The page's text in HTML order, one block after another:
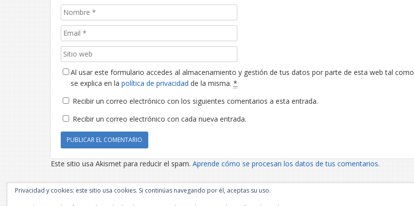
Al usar este formulario accedes al almacenamiento y gestión de tus datos por parte de esta web tal como
se explica en la política de privacidad de la misma. *
Recibir un correo electrónico con los siguientes comentarios a esta entrada.
Recibir un correo electrónico con cada nueva entrada.
Este sitio usa Akismet para reducir el spam. Aprende cómo se procesan los datos de tus comentarios.
Privacidad y cookies: este sitio usa cookies. Si continúas navegando por él, aceptas su uso.